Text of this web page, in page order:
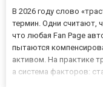
В 2026 году слово
термин. Одни считают,
что любая Fan Page
пытаются
активом. На практике
а система факторов: